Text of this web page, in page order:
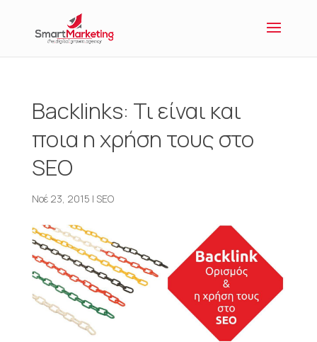
Backlinks: Τι είναι και
ποια η χρήση τους στο
SEO
Νοέ 23, 2015 | SEO